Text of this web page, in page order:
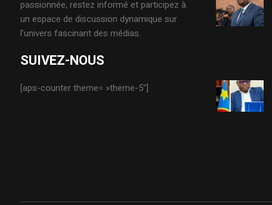
passionnée, restez informé et participez à
un espace de discussion dynamique sur
l’univers fascinant des médias.
SUIVEZ-NOUS
[aps-counter theme= »theme-5″]